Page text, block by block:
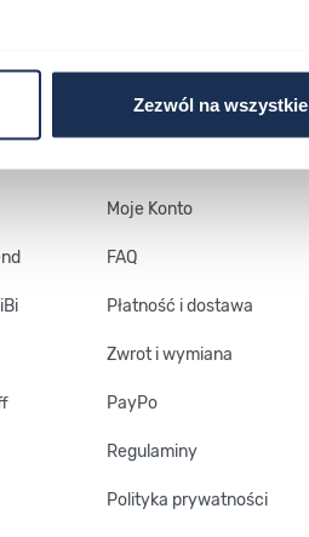
Zezwól na wszystkie
Moje Konto
FAQ
Płatność i dostawa
Zwrot i wymiana
PayPo
Regulaminy
Polityka prywatności